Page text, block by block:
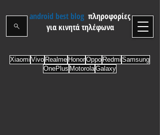
android best blog πληροφορίες
για κινητά τηλέφωνα
Xiaomi Vivo Realme HonorOppo Redmi Samsung
OnePlus MotorolaGalaxy